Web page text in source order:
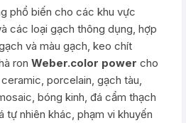
phổ biến cho các khu vực
các loại gạch thông dụng, hợp
và màu gạch, keo chít
ronWeber.color powercho
porcelain, gạch tàu,
bóng kinh, đá cẩm thạch
tự nhiên khác, phạm vi khuyến